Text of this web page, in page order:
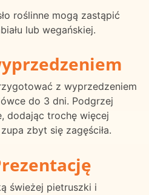
roślinne mogą zastąpić
lub wegańskiej.
z wyprzedzeniem
do 3 dni. Podgrzej
dodając trochę więcej
zbyt się zagęściła.
świeżej pietruszki i